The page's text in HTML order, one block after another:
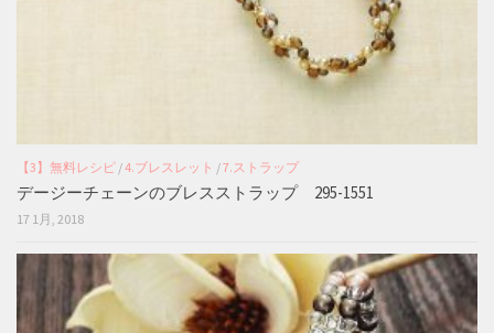
【3】無料レシピ /4.ブレスレット /7.ストラップ
デージーチェーンのブレスストラップ 295-1551
17 1月, 2018